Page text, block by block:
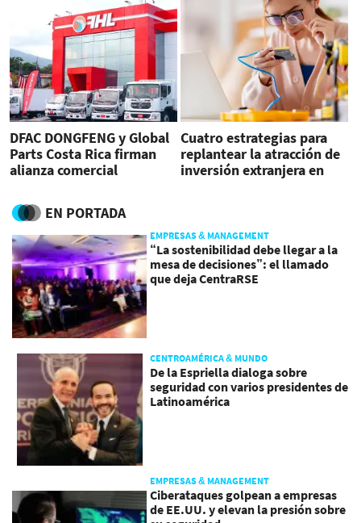
DFAC DONGFENG y Global
Parts Costa Rica firman
alianza comercial
Cuatro estrategias para
replantear la atracción de
inversión extranjera en
EN PORTADA
EMPRESAS & MANAGEMENT
“La sostenibilidad debe llegar a la
mesa de decisiones”: el llamado
que deja CentraRSE
CENTROAMÉRICA & MUNDO
De la Espriella dialoga sobre
seguridad con varios presidentes de
Latinoamérica
EMPRESAS & MANAGEMENT
Ciberataques golpean a empresas
de EE.UU. y elevan la presión sobre